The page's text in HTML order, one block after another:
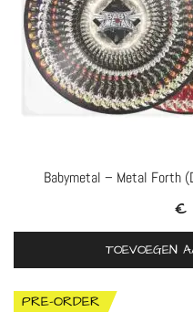
Babymetal – Metal Forth
€
TOEVOEGEN
PRE-ORDER